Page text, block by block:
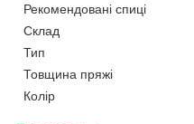
Рекомендовані спиці
Склад
Тип
Товщина пряжі
Колір